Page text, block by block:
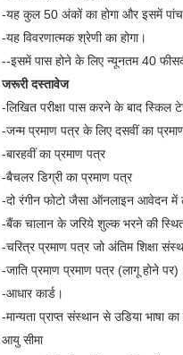
-यह कुल 50 अंकों का होगा और इसमें पांच
-यह विवरणात्मक श्रेणी का होगा।
--इसमें पास होने के लिए न्यूनतम 40
जरूरी दस्तावेज
-लिखित परीक्षा पास करने के बाद स्किल
-जन्म प्रमाण पत्र के लिए दसवीं का
-बारहवीं का प्रमाण पत्र
-बैचलर डिग्री का प्रमाण पत्र
-दो रंगीन फोटो जैसा ऑनलाइन आवेदन में
-बैंक चालान के जरिये शुल्क भरने की
-चरित्र प्रमाण पत्र जो अंतिम शिक्षा
-जाति प्रमाण प्रमाण पत्र (लागू होने
-आधार कार्ड।
-मान्यता प्राप्त संस्थान से उडिया भाषा
आयु सीमा